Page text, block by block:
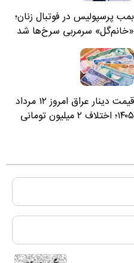
بمب پرسپولیس در فوتبال زنان؛
«خانم‌گل» سرمربی سرخ‌ها شد
قیمت دینار عراق امروز ۱۲ مرداد
۱۴۰۵؛ اختلاف ۲ میلیون تومانی